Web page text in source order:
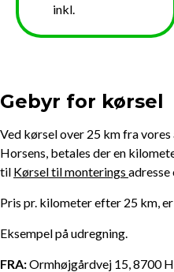
inkl.
Gebyr for kørsel
Ved kørsel over 25 km fra
Horsens, betales der en
til Kørsel til monterings
Pris pr. kilometer efter 25 km,
Eksempel på udregning.
FRA:Ormhøjgårdvej 15, 8700